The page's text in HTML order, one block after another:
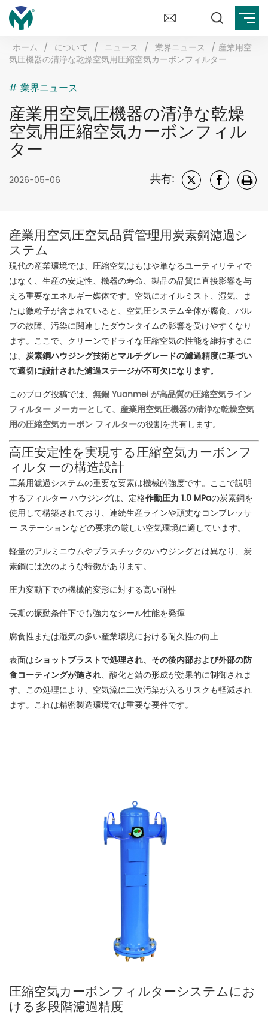
ホーム / について / ニュース / 業界ニュース / 産業用空
気圧機器の清浄な乾燥空気用圧縮空気カーボンフィルター
# 業界ニュース
産業用空気圧機器の清浄な乾燥
空気用圧縮空気カーボンフィル
ター
2026-05-06 共有:
産業用空気圧空気品質管理用炭素鋼濾過シ
ステム
現代の産業環境では、圧縮空気はもはや単なるユーティリティで
はなく、生産の安定性、機器の寿命、製品の品質に直接影響を与
える重要なエネルギー媒体です。空気にオイルミスト、湿気、ま
たは微粒子が含まれていると、空気圧システム全体が腐食、バル
ブの故障、汚染に関連したダウンタイムの影響を受けやすくなり
ます。ここで、 クリーンでドライな圧縮空気の性能を維持するに
は、 炭素鋼ハウジング技術とマルチグレードの濾過精度に基づい
て適切に設計された濾過ステージが不可欠になります。
このブログ投稿では、 無錫 Yuanmei が高品質の圧縮空気ライン
フィルター メーカーとして、産業用空気圧機器の清浄な乾燥空気
用の圧縮空気カーボン フィルターの役割を共有します。
高圧安定性を実現する圧縮空気カーボンフ
ィルターの構造設計
工業用濾過システムの重要な要素は機械的強度です。ここで説明
するフィルター ハウジングは、定格作動圧力 1.0 MPaの炭素鋼を
使用して構築されており、連続生産ラインや頑丈なコンプレッサ
ー ステーションなどの要求の厳しい空気環境に適しています。
軽量のアルミニウムやプラスチックのハウジングとは異なり、炭
素鋼には次のような特徴があります。
圧力変動下での機械的変形に対する高い耐性
長期の振動条件下でも強力なシール性能を発揮
腐食性または湿気の多い産業環境における耐久性の向上
表面はショットブラストで処理され、その後内部および外部の防
食コーティングが施され、酸化と錆の形成が効果的に制御されま
す。この処理により、空気流に二次汚染が入るリスクも軽減され
ます。これは精密製造環境では重要な要件です。
圧縮空気カーボンフィルターシステムにお
ける多段階濾過精度